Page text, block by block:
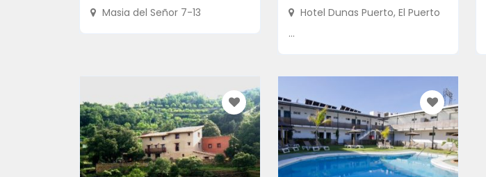
Masia del Señor 7-13
Hotel Dunas Puerto, El Puerto
...